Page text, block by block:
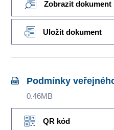
Zobrazit dokument
Uložit dokument
Podmínky
0.46MB
QR kód